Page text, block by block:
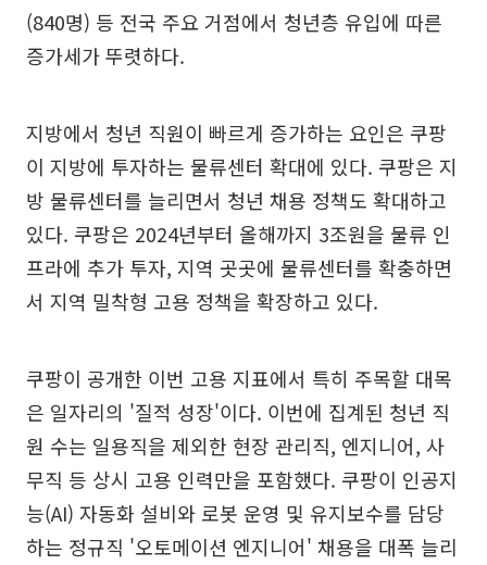
(840명) 등 전국 주요 거점에서 청년층 유입에 따른
증가세가 뚜렷하다.
지방에서 청년 직원이 빠르게 증가하는 요인은 쿠팡
이 지방에 투자하는 물류센터 확대에 있다. 쿠팡은 지
방 물류센터를 늘리면서 청년 채용 정책도 확대하고
있다. 쿠팡은 2024년부터 올해까지 3조원을 물류 인
프라에 추가 투자, 지역 곳곳에 물류센터를 확충하면
서 지역 밀착형 고용 정책을 확장하고 있다.
쿠팡이 공개한 이번 고용 지표에서 특히 주목할 대목
은 일자리의 '질적 성장'이다. 이번에 집계된 청년 직
원 수는 일용직을 제외한 현장 관리직, 엔지니어, 사
무직 등 상시 고용 인력만을 포함했다. 쿠팡이 인공지
능(AI) 자동화 설비와 로봇 운영 및 유지보수를 담당
하는 정규직 '오토메이션 엔지니어' 채용을 대폭 늘리